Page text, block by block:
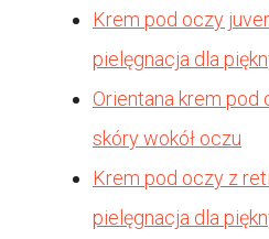
Krem pod oczy
pielęgnacja dla
Orientana krem pod
skóry wokół oczu
Krem pod oczy z
pielęgnacja dla